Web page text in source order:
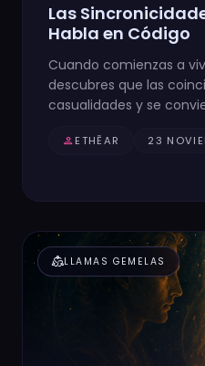
Las
Habla en Código
Cuando comienzas a
descubres que las
casualidades y se
personETHĒAR 23
diversity_2LLAMAS GEMELAS